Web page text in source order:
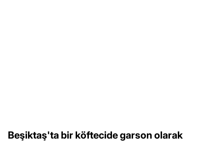
Beşiktaş'ta bir köftecide garson olarak